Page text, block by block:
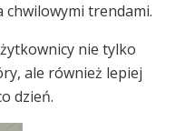
chwilowymi trendami.
nie tylko
ale również lepiej
dzień.